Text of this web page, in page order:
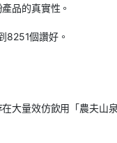
品的真實性。
8251個讚好。
大量效仿飲用「農夫山